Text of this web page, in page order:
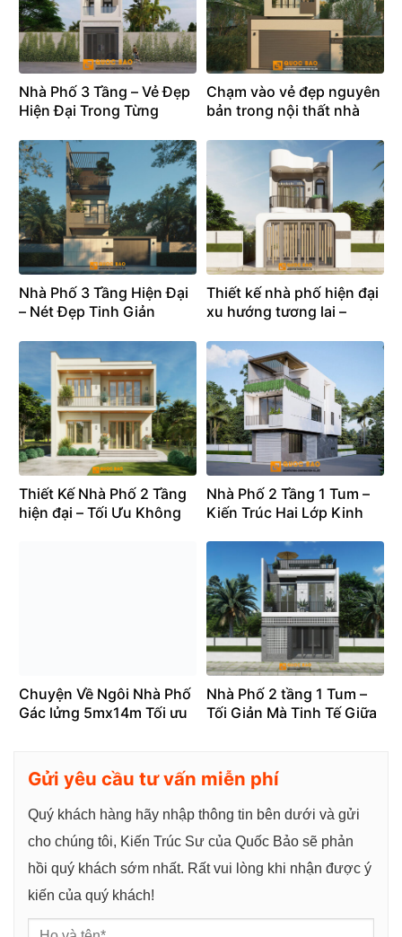
Nhà Phố 3 Tầng – Vẻ Đẹp
Hiện Đại Trong Từng
Chạm vào vẻ đẹp nguyên
bản trong nội thất nhà
Nhà Phố 3 Tầng Hiện Đại
– Nét Đẹp Tinh Giản
Đại
Thiết kế nhà phố hiện đại
xu hướng tương lai –
nguyên mới
Thiết Kế Nhà Phố 2 Tầng
hiện đại – Tối Ưu Không
Nhà Phố 2 Tầng 1 Tum –
Kiến Trúc Hai Lớp Kinh
Sắc
Chuyện Về Ngôi Nhà Phố
Gác lửng 5mx14m Tối ưu
NP26007
Nhà Phố 2 tầng 1 Tum –
Tối Giản Mà Tinh Tế Giữa
Gửi yêu cầu tư vấn miễn phí
Quý khách hàng hãy nhập thông tin bên dưới và gửi
cho chúng tôi, Kiến Trúc Sư của Quốc Bảo sẽ phản
hồi quý khách sớm nhất. Rất vui lòng khi nhận được ý
kiến của quý khách!